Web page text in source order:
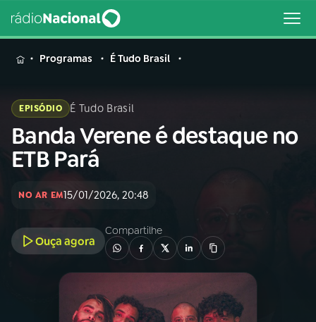
MENU
Buscar
na
Rádio
Nacional
01INÍCIO
A RÁDIO
Programas É Tudo Brasil
EPISÓDIO É Tudo Brasil
Banda Verene é destaque no
ETB Pará
NO AR EM15/01/2026, 20:48
Ouça agora
Compartilhe